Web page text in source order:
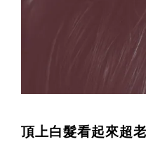
頂上白髮看起來超